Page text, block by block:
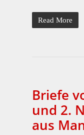
Read More
Briefe
und 2.
aus